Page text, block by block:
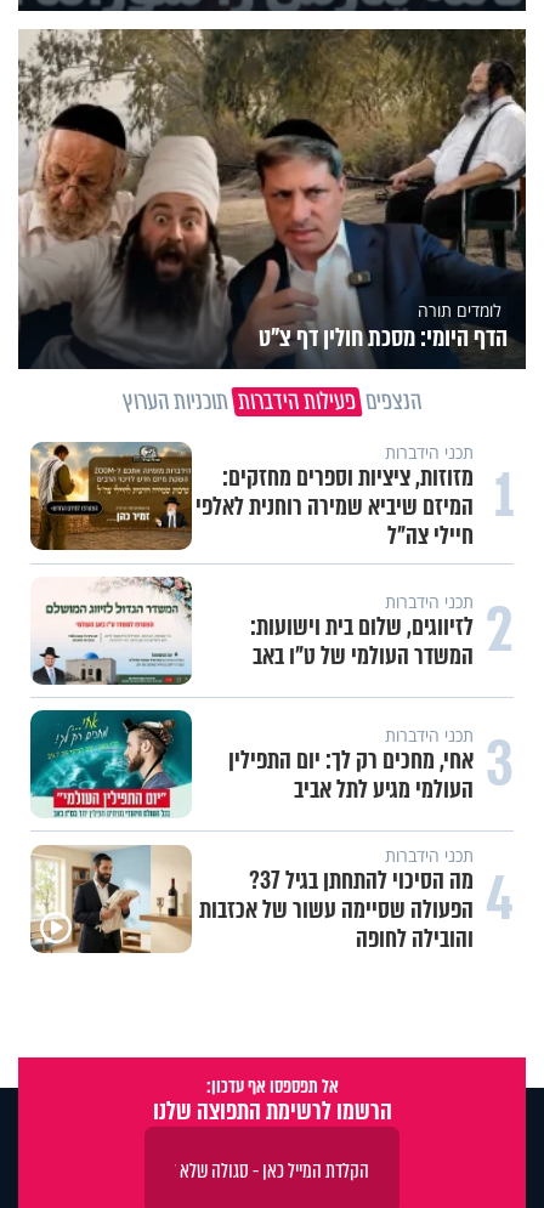
לומדים תורה
הדף היומי: מסכת חולין דף צ"ט
הנצפים פעילות הידברות תוכניות הערוץ
1 תכני הידברות
מזוזות, ציציות וספרים מחזקים:
המיזם שיביא שמירה רוחנית לאלפי
חיילי צה"ל
2 תכני הידברות
לזיווגים, שלום בית וישועות:
המשדר העולמי של ט"ו באב
3 תכני הידברות
אחי, מחכים רק לך: יום התפילין
העולמי מגיע לתל אביב
4 תכני הידברות
מה הסיכוי להתחתן בגיל 37?
הפעולה שסיימה עשור של אכזבות
והובילה לחופה
אל תפספסו אף עדכון:
הרשמו לרשימת התפוצה שלנו